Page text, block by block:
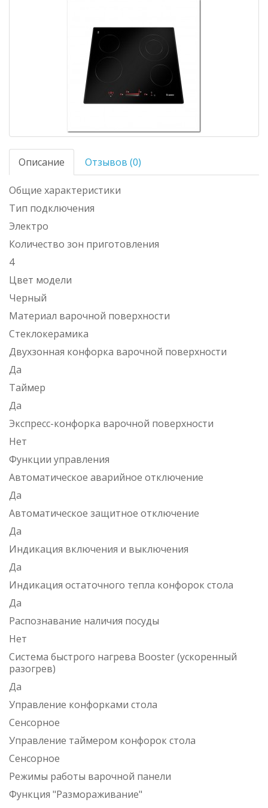
Описание Отзывов (0)
Общие характеристики
Тип подключения
Электро
Количество зон приготовления
4
Цвет модели
Черный
Материал варочной поверхности
Стеклокерамика
Двухзонная конфорка варочной поверхности
Да
Таймер
Да
Экспресс-конфорка варочной поверхности
Нет
Функции управления
Автоматическое аварийное отключение
Да
Автоматическое защитное отключение
Да
Индикация включения и выключения
Да
Индикация остаточного тепла конфорок стола
Да
Распознавание наличия посуды
Нет
Система быстрого нагрева Booster (ускоренный
разогрев)
Да
Управление конфорками стола
Сенсорное
Управление таймером конфорок стола
Сенсорное
Режимы работы варочной панели
Функция "Размораживание"